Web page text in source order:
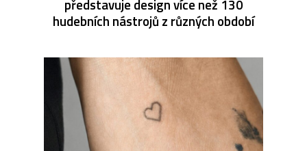
představuje design více než 130
hudebních nástrojů z různých období